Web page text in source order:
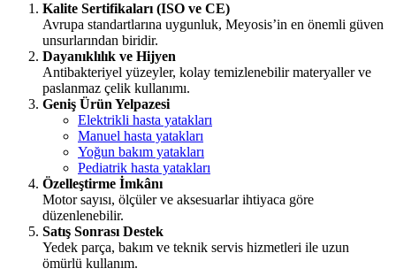
Kalite Sertifikaları (ISO ve CE)
Avrupa standartlarına uygunluk, Meyosis’in en önemli güven
unsurlarından biridir.
Dayanıklılık ve Hijyen
Antibakteriyel yüzeyler, kolay temizlenebilir materyaller ve
paslanmaz çelik kullanımı.
Geniş Ürün Yelpazesi
Elektrikli hasta yatakları
Manuel hasta yatakları
Yoğun bakım yatakları
Pediatrik hasta yatakları
Özelleştirme İmkânı
Motor sayısı, ölçüler ve aksesuarlar ihtiyaca göre
düzenlenebilir.
Satış Sonrası Destek
Yedek parça, bakım ve teknik servis hizmetleri ile uzun
ömürlü kullanım.